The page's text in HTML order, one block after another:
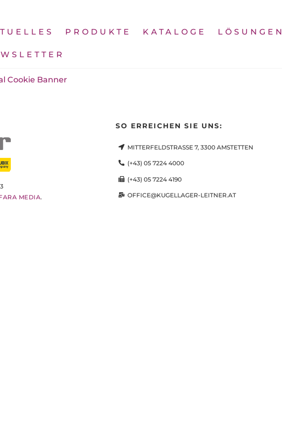
PRODUKTE KATALOGE LÖSUNGEN
Top
Cookie Banner
MEDIA.
SO ERREICHEN SIE UNS:
MITTERFELDSTRASSE 7, 3300 AMSTETTEN
(+43) 05 7224 4000
(+43) 05 7224 4190
OFFICE@KUGELLAGER-LEITNER.AT